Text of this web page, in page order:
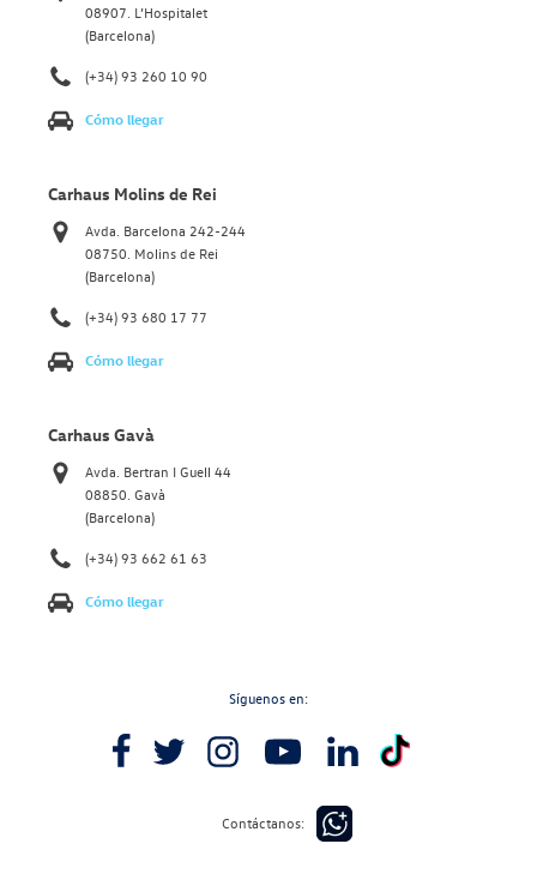
08907. L’Hospitalet
(Barcelona)
(+34) 93 260 10 90
Cómo llegar
Carhaus Molins de Rei
Avda. Barcelona 242-244
08750. Molins de Rei
(Barcelona)
(+34) 93 680 17 77
Cómo llegar
Carhaus Gavà
Avda. Bertran I Guell 44
08850. Gavà
(Barcelona)
(+34) 93 662 61 63
Cómo llegar
Síguenos en:
Contáctanos: